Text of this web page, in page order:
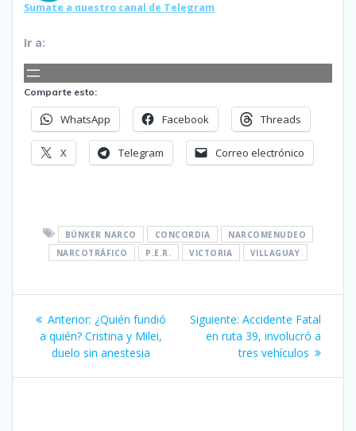
Sumate a nuestro canal de Telegram
Ir a:
Comparte esto:
WhatsApp Facebook Threads
X Telegram Correo electrónico
BÚNKER NARCO CONCORDIA
NARCOMENUDEO
NARCOTRÁFICO
P.E.R. VICTORIA VILLAGUAY
Navegación
de
entradas
Anterior: Entrada
anterior:
¿Quién fundió
a quién? Cristina y Milei,
duelo sin anestesia
Siguiente: Siguiente
entrada:
Accidente Fatal
en ruta 39, involucró a
tres vehículos